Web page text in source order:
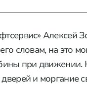
Алексей
словам, на это
при движении.
и моргание